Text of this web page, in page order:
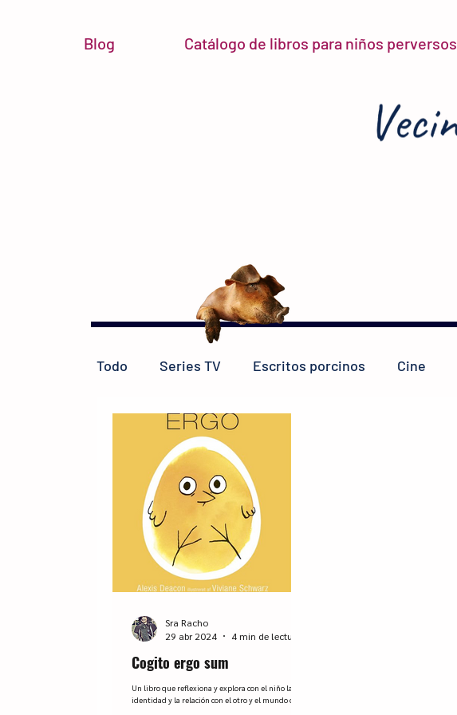
Blog Catálogo de libros para niños perversos
Todo Series TV Escritos porcinos Cine
Reseñas LIJ micro reseñas
Cogito ergo sum
Un libro que reflexiona y explora con el niño la
identidad y la relación con el otro y el mundo que
Sra Racho
29 abr 2024
4 min de lectura